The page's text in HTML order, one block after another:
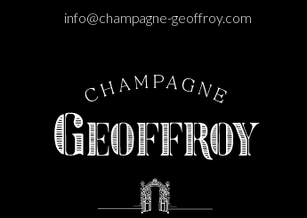
info@champagne-geoffroy.com